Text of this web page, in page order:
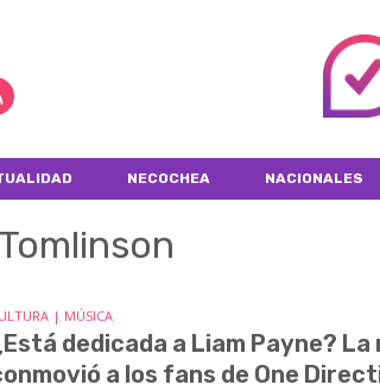
NECOCHEA NACIONALES
| MÚSICA
dedicada a Liam Payne?
a los fans de One